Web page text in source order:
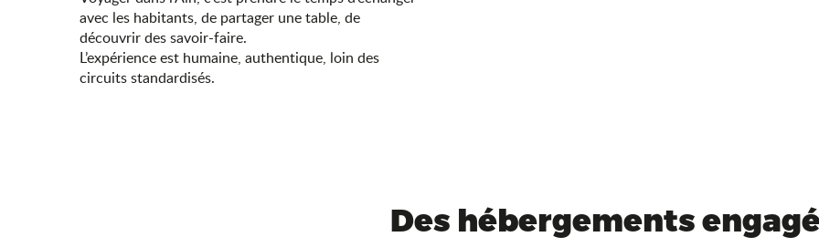
avec les habitants, de partager une table, de
découvrir des savoir-faire.
L’expérience est humaine, authentique, loin des
circuits standardisés.
Des hébergements